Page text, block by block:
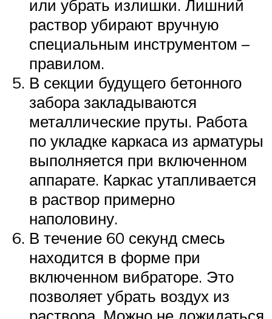
или убрать излишки. Лишний
раствор убирают вручную
специальным инструментом –
правилом.
В секции будущего бетонного
забора закладываются
металлические пруты. Работа
по укладке каркаса из арматуры
выполняется при включенном
аппарате. Каркас утапливается
в раствор примерно
наполовину.
В течение 60 секунд смесь
находится в форме при
включенном вибраторе. Это
позволяет убрать воздух из